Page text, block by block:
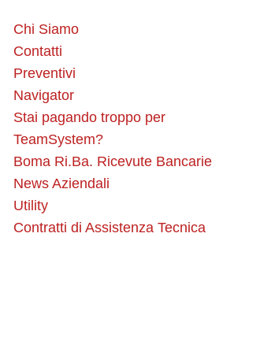
Chi Siamo
Contatti
Preventivi
Navigator
Stai pagando troppo per
TeamSystem?
Boma Ri.Ba. Ricevute Bancarie
News Aziendali
Utility
Contratti di Assistenza Tecnica